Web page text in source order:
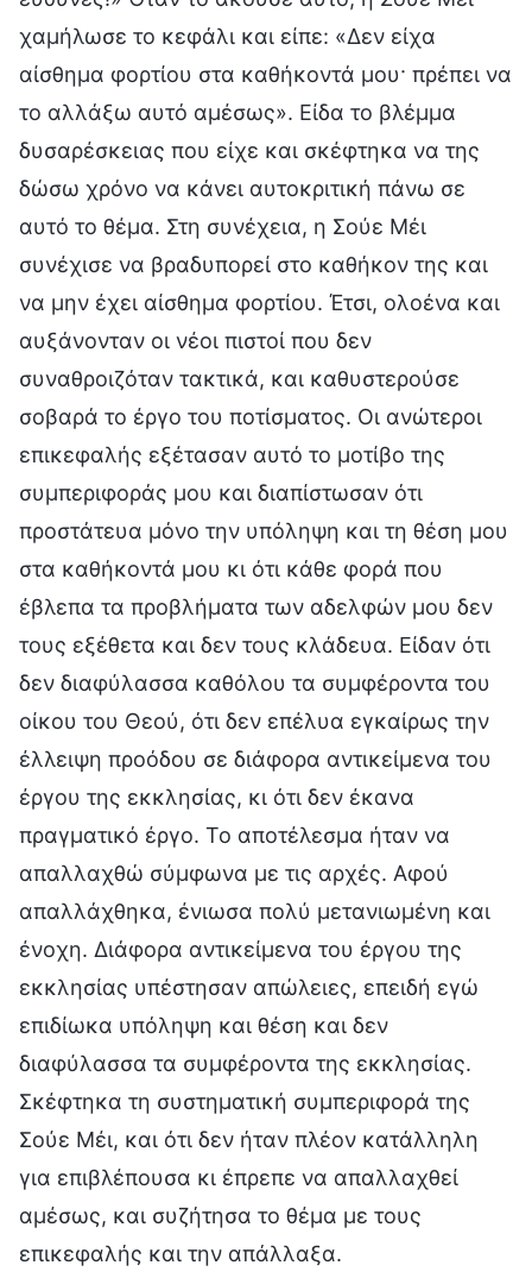
χαμήλωσε το κεφάλι και είπε: «Δεν είχα
αίσθημα φορτίου στα καθήκοντά μου· πρέπει να
το αλλάξω αυτό αμέσως». Είδα το βλέμμα
δυσαρέσκειας που είχε και σκέφτηκα να της
δώσω χρόνο να κάνει αυτοκριτική πάνω σε
αυτό το θέμα. Στη συνέχεια, η Σούε Μέι
συνέχισε να βραδυπορεί στο καθήκον της και
να μην έχει αίσθημα φορτίου. Έτσι, ολοένα και
αυξάνονταν οι νέοι πιστοί που δεν
συναθροιζόταν τακτικά, και καθυστερούσε
σοβαρά το έργο του ποτίσματος. Οι ανώτεροι
επικεφαλής εξέτασαν αυτό το μοτίβο της
συμπεριφοράς μου και διαπίστωσαν ότι
προστάτευα μόνο την υπόληψη και τη θέση μου
στα καθήκοντά μου κι ότι κάθε φορά που
έβλεπα τα προβλήματα των αδελφών μου δεν
τους εξέθετα και δεν τους κλάδευα. Είδαν ότι
δεν διαφύλασσα καθόλου τα συμφέροντα του
οίκου του Θεού, ότι δεν επέλυα εγκαίρως την
έλλειψη προόδου σε διάφορα αντικείμενα του
έργου της εκκλησίας, κι ότι δεν έκανα
πραγματικό έργο. Το αποτέλεσμα ήταν να
απαλλαχθώ σύμφωνα με τις αρχές. Αφού
απαλλάχθηκα, ένιωσα πολύ μετανιωμένη και
ένοχη. Διάφορα αντικείμενα του έργου της
εκκλησίας υπέστησαν απώλειες, επειδή εγώ
επιδίωκα υπόληψη και θέση και δεν
διαφύλασσα τα συμφέροντα της εκκλησίας.
Σκέφτηκα τη συστηματική συμπεριφορά της
Σούε Μέι, και ότι δεν ήταν πλέον κατάλληλη
για επιβλέπουσα κι έπρεπε να απαλλαχθεί
αμέσως, και συζήτησα το θέμα με τους
επικεφαλής και την απάλλαξα.